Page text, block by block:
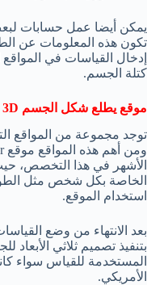
يمكن أيضا عمل حسابات
تكون هذه المعلومات عن
إدخال القياسات في
كتلة الجسم.
موقع يطلع شكل الجسم 3D
الأشهر في هذا التخصص،
الخاصة بكل شخص مثل
استخدام الموقع.
بعد الانتهاء من وضع
بتنفيذ تصميم ثلاثي الأبعاد
المستخدمة للقياس سواء
الأمريكي.